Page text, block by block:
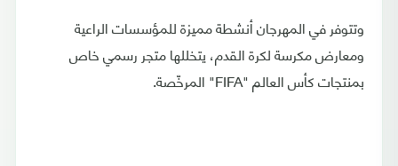
وتتوفر في المهرجان أنشطة مميزة للمؤسسات الراعية
ومعارض مكرسة لكرة القدم، يتخللها متجر رسمي خاص
بمنتجات كأس العالم "FIFA" المرخّصة.